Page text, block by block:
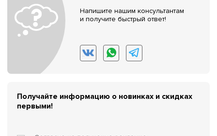
Напишите нашим консультантам
и получите быстрый ответ!
Получайте информацию о новинках и скидках
первыми!